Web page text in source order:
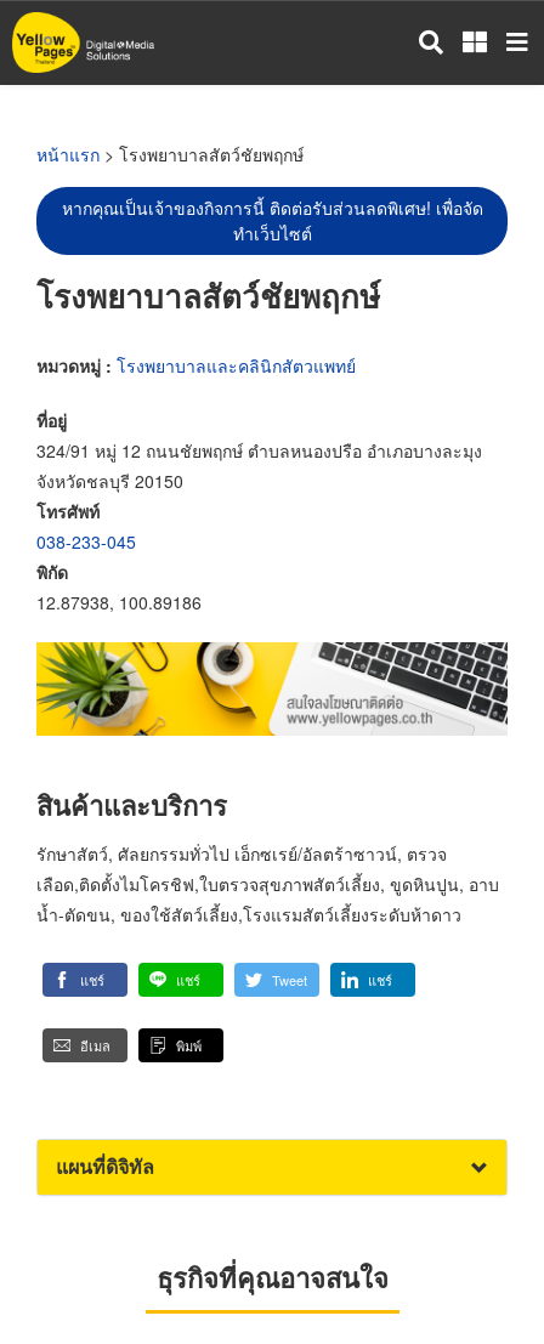
ข้าม
ไป
หน้าแรก > โรงพยาบาลสัตว์ชัยพฤกษ์
หากคุณเป็นเจ้าของกิจการนี้ ติดต่อรับส่วนลดพิเศษ! เพื่อจัด
ทำเว็บไซต์
โรงพยาบาลสัตว์ชัยพฤกษ์
หมวดหมู่ : โรงพยาบาลและคลินิกสัตวแพทย์
ที่อยู่
324/91 หมู่ 12 ถนนชัยพฤกษ์ ตำบลหนองปรือ อำเภอบางละมุง
จังหวัดชลบุรี 20150
โทรศัพท์
038-233-045
พิกัด
12.87938, 100.89186
สินค้าและบริการ
รักษาสัตว์, ศัลยกรรมทั่วไป เอ็กซเรย์/อัลตร้าซาวน์, ตรวจ
เลือด,ติดตั้งไมโครชิฟ,ใบตรวจสุขภาพสัตว์เลี้ยง, ขูดหินปูน, อาบ
น้ำ-ตัดขน, ของใช้สัตว์เลี้ยง,โรงแรมสัตว์เลี้ยงระดับห้าดาว
แชร์ แชร์ Tweet แชร์
อีเมล พิมพ์
แผนที่ดิจิทัล
ธุรกิจที่คุณอาจสนใจ